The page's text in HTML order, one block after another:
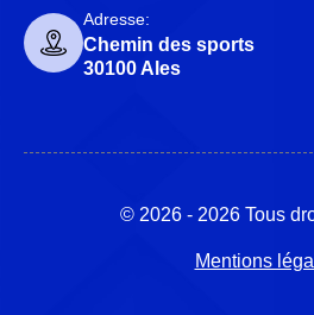
Adresse:
Chemin des sports
30100 Ales
© 2026 - 2026 Tous
Mentions